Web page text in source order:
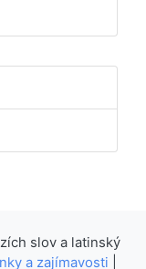
slov a latinský
a zajímavosti